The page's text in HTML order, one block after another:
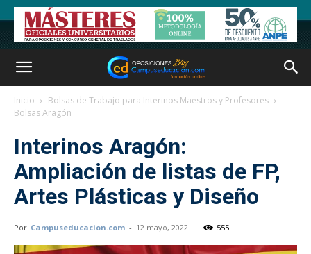
Inicio
Bolsas de Trabajo para Interinos Maestros y Profesores
Bolsas Aragón
Interinos Aragón:
Ampliación de listas de FP,
Artes Plásticas y Diseño
Por Campuseducacion.com - 12 mayo, 2022 555